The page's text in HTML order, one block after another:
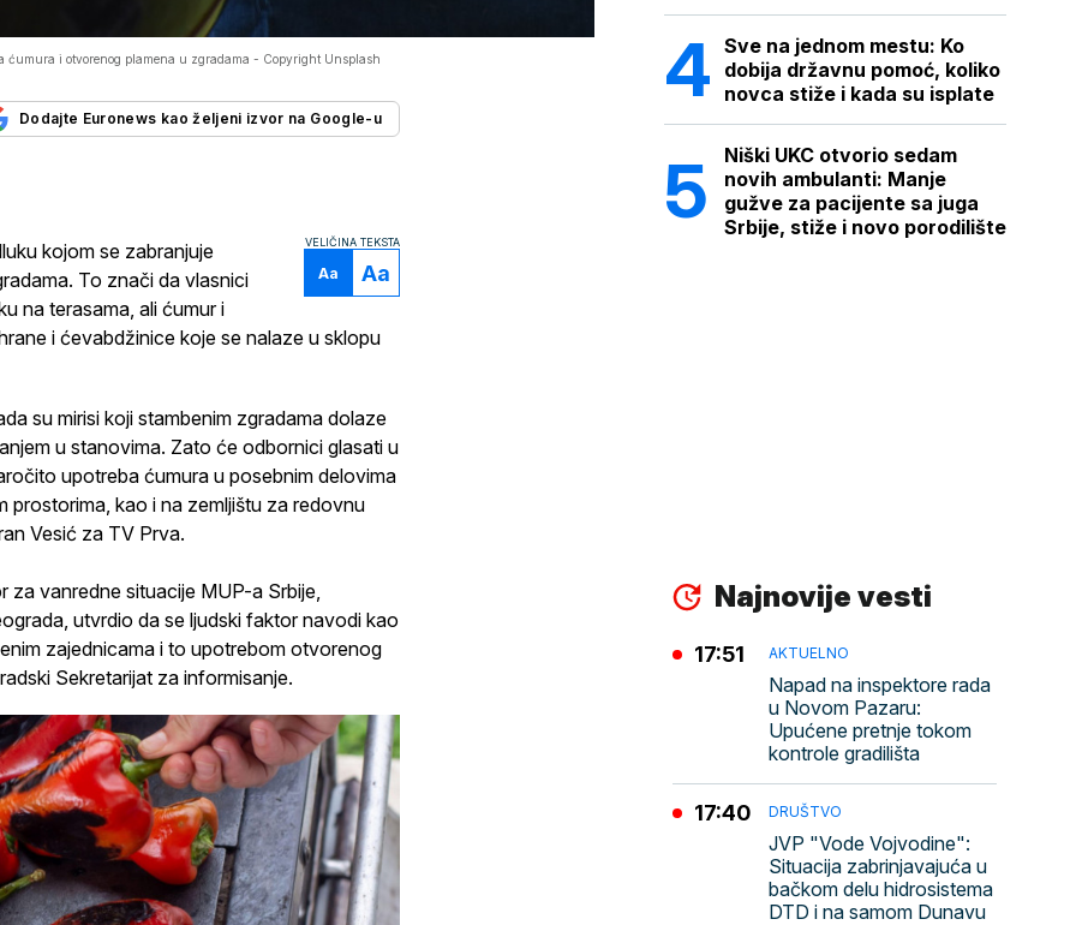
ćumura i otvorenog plamena u zgradama - Copyright Unsplash
Dodajte Euronews kao željeni izvor na Google-u
VELIČINA TEKSTA
Aa Aa
kojom se zabranjuje
To znači da vlasnici
na terasama, ali ćumur i
i ćevabdžinice koje se nalaze u sklopu
su mirisi koji stambenim zgradama dolaze
u stanovima. Zato će odbornici glasati u
upotreba ćumura u posebnim delovima
prostorima, kao i na zemljištu za redovnu
Vesić za TV Prva.
za vanredne situacije MUP-a Srbije,
utvrdio da se ljudski faktor navodi kao
zajednicama i to upotrebom otvorenog
Sekretarijat za informisanje.
Sve na jednom mestu: Ko
dobija državnu pomoć, koliko
novca stiže i kada su isplate
Niški UKC otvorio sedam
novih ambulanti: Manje
gužve za pacijente sa juga
Srbije, stiže i novo porodilište
Najnovije vesti
AKTUELNO
Napad na inspektore rada
u Novom Pazaru:
Upućene pretnje tokom
kontrole gradilišta
17:51
DRUŠTVO
JVP "Vode Vojvodine":
Situacija zabrinjavajuća u
bačkom delu hidrosistema
DTD i na samom Dunavu
17:40